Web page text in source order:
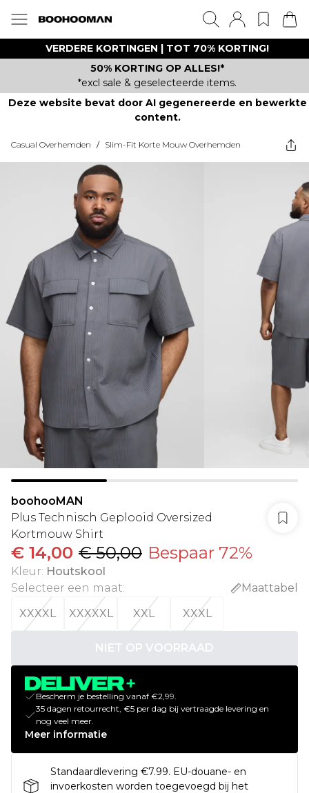
VERDERE KORTINGEN | TOT 70% KORTING!
50% KORTING OP ALLES!*
*excl sale & geselecteerde items.
Deze website bevat door AI gegenereerde en bewerkte
content.
Casual Overhemden / Slim-Fit Korte Mouw Overhemden
boohooMAN
Plus Technisch Geplooid Oversized
Kortmouw Shirt
€ 14,00 € 50,00 Bespaar 72%
Kleur: Houtskool
Selecteer een maat:
Maattabel
XXXXL
XXXXXL XXL XXXL
NIET OP VOORRAAD
Bescherm je bestelling vanaf €2,99.
35 dagen retourrecht, €5 per dag bij vertraagde levering en
nog veel meer.
Meer informatie
Standaardlevering €7.99. EU-douane- en
invoerkosten worden toegevoegd bij het